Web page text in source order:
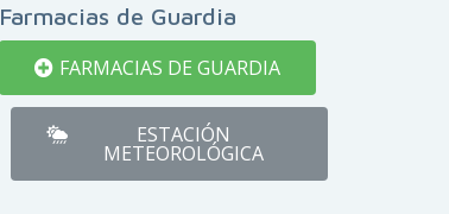
Farmacias de Guardia
FARMACIAS DE GUARDIA
ESTACIÓN
METEOROLÓGICA